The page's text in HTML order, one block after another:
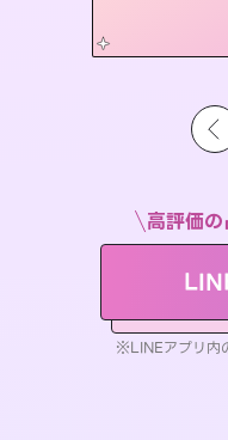
高評価
※LINEアプリ内